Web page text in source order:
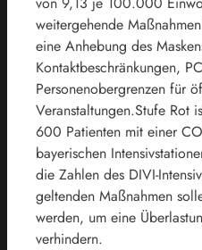
weitergehende
eine Anhebung des
Kontaktbeschränkungen,
Personenobergrenzen für
Veranstaltungen.Stufe Rot
600 Patienten mit einer
bayerischen
die Zahlen des DIVI-
geltenden Maßnahmen
werden, um eine
verhindern.